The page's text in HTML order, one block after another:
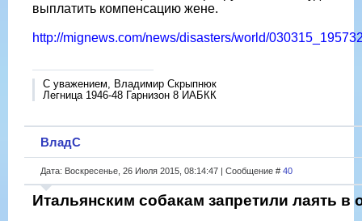
выплатить компенсацию жене.
http://mignews.com/news/disasters/world/
С уважением, Владимир Скрыпнюк
Легница 1946-48 Гарнизон 8 ИАБКК
ВладС
Дата: Воскресенье, 26 Июля 2015, 08:14:47 | Сообщение # 40
Итальянским собакам запретили лаять в